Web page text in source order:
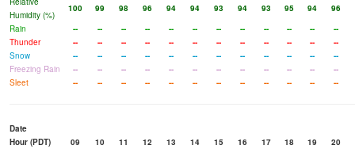
Humidity (%)
100 99 98 96 94 94 93 94 93 95 94
96
Rain
-- -- -- -- -- -- -- -- -- -- --
--
Thunder
-- -- -- -- -- -- -- -- -- -- --
--
Snow
-- -- -- -- -- -- -- -- -- -- --
--
Freezing Rain
-- -- -- -- -- -- -- -- -- -- --
--
Sleet
-- -- -- -- -- -- -- -- -- -- -- --
Date
Hour (PDT)
09 10 11 12 13 14 15 16 17 18 19
20